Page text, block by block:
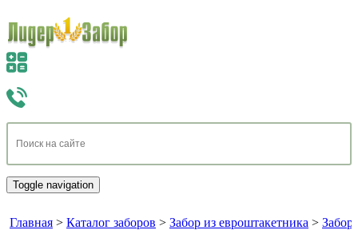
Toggle navigation
Главная > Каталог заборов > Забор из евроштакетника >